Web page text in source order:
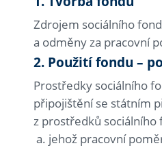
Zdrojem sociálního
a odměny za pracovní
2. Použití fondu –
Prostředky sociálního
připojištění se státním
z prostředků sociálního
jehož pracovní